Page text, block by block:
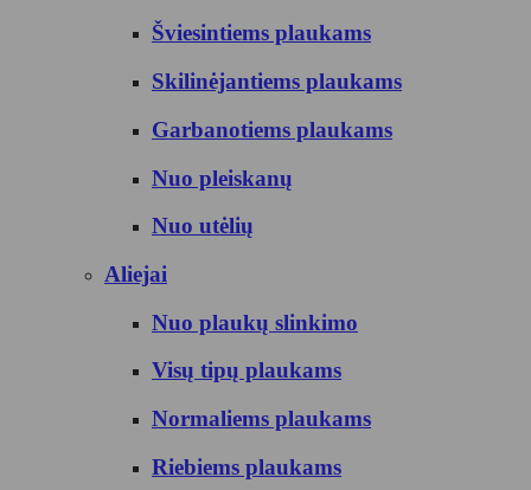
Šviesintiems plaukams
Skilinėjantiems plaukams
Garbanotiems plaukams
Nuo pleiskanų
Nuo utėlių
Aliejai
Nuo plaukų slinkimo
Visų tipų plaukams
Normaliems plaukams
Riebiems plaukams